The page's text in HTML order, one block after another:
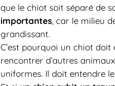
que le chiot soit séparé de
importantes , car le milieu
grandissant.
C’est pourquoi un chiot doit
rencontrer d’autres
uniformes. Il doit entendre